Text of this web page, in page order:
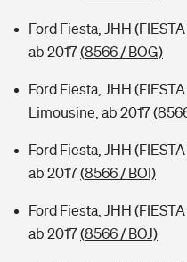
Ford Fiesta, JHH
ab 2017(8566 / BOG)
Ford Fiesta, JHH
Limousine, ab 2017
Ford Fiesta, JHH
ab 2017(8566 / BOI)
Ford Fiesta, JHH
ab 2017(8566 / BOJ)